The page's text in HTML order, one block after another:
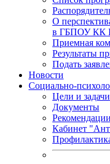
О
в ГБПОУ КК
Приемная
Результаты
Подать
Новости
Социально-
Цели и задачи
Документы
Рекомендации
Кабинет